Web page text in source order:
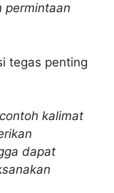
permintaan
tegas penting
kalimat
dapat